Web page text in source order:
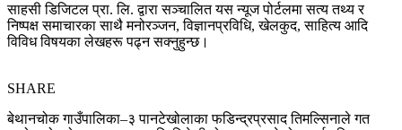
साहसी डिजिटल प्रा. लि. द्वारा सञ्चालित यस न्यूज पोर्टलमा सत्य तथ्य र
निष्पक्ष समाचारका साथै मनोरञ्जन, विज्ञानप्रविधि, खेलकुद, साहित्य आदि
विविध विषयका लेखहरू पढ्न सक्नुहुन्छ।
SHARE
बेथानचोक गाउँपालिका–३ पानटेखोलाका फडिन्द्रप्रसाद तिमल्सिनाले गत